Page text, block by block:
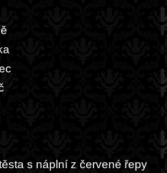
s náplní z červené řepy